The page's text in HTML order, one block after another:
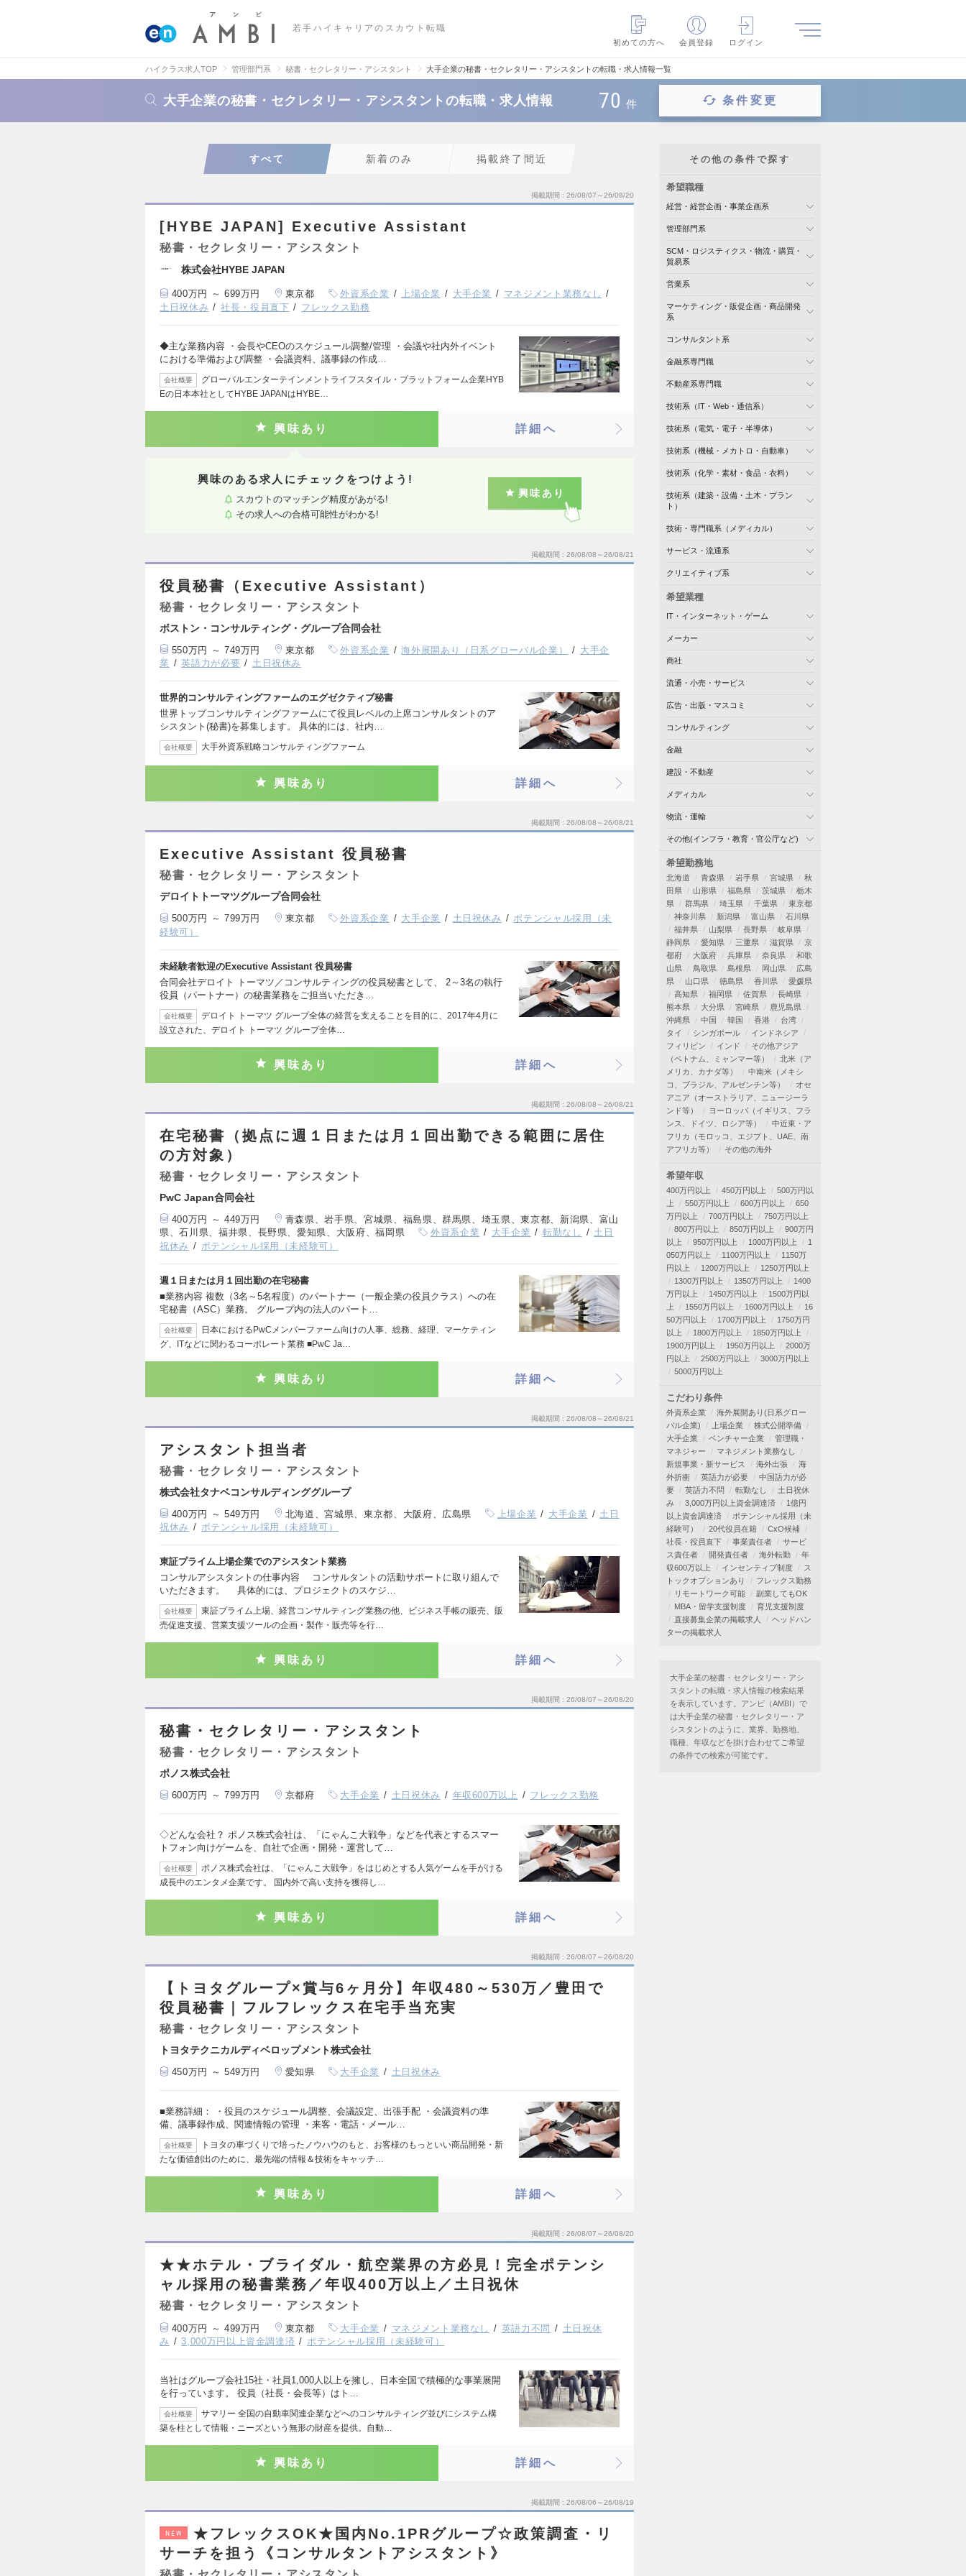
若手ハイキャリアのスカウト転職
初めての方へ
会員登録 ログイン
ハイクラス求人TOP 管理部門系 秘書・セクレタリー・アシスタント 大手企業の秘書・セクレタリー・アシスタントの転職・求人情報一覧
大手企業の秘書・セクレタリー・アシスタントの転職・求人情報 70 件 条件変更
すべて 新着のみ 掲載終了間近
掲載期間 26/08/07～26/08/20
[HYBE JAPAN] Executive Assistant
秘書・セクレタリー・アシスタント
株式会社HYBE JAPAN
400万円 ～ 699万円 東京都 外資系企業 上場企業 大手企業
マネジメント業務なし
土日祝休み
社長・役員直下 フレックス勤務
◆主な業務内容 ・会長やCEOのスケジュール調整/管理 ・会議や社内外イベント
における準備および調整 ・会議資料、議事録の作成…
会社概要
グローバルエンターテインメントライフスタイル・プラットフォーム企業HYB
Eの日本本社としてHYBE JAPANはHYBE…
興味あり 詳細へ
興味のある求人にチェックをつけよう!
スカウトのマッチング精度があがる!
その求人への合格可能性がわかる!
興味あり
掲載期間 26/08/08～26/08/21
役員秘書（Executive Assistant）
秘書・セクレタリー・アシスタント
ボストン・コンサルティング・グループ合同会社
550万円 ～ 749万円 東京都 外資系企業 海外展開あり（日系グローバル企業）
大手企
業
英語力が必要 土日祝休み
世界的コンサルティングファームのエグゼクティブ秘書
世界トップコンサルティングファームにて役員レベルの上席コンサルタントのア
シスタント(秘書)を募集します。 具体的には、社内…
会社概要 大手外資系戦略コンサルティングファーム
興味あり 詳細へ
掲載期間 26/08/08～26/08/21
Executive Assistant 役員秘書
秘書・セクレタリー・アシスタント
デロイトトーマツグループ合同会社
500万円 ～ 799万円 東京都 外資系企業 大手企業 土日祝休み
ポテンシャル採用（未
経験可）
未経験者歓迎のExecutive Assistant 役員秘書
合同会社デロイト トーマツ／コンサルティングの役員秘書として、 2～3名の執行
役員（パートナー）の秘書業務をご担当いただき…
会社概要
デロイト トーマツ グループ全体の経営を支えることを目的に、2017年4月に
設立された、デロイト トーマツ グループ全体…
興味あり 詳細へ
掲載期間 26/08/08～26/08/21
在宅秘書（拠点に週１日または月１回出勤できる範囲に居住
の方対象）
秘書・セクレタリー・アシスタント
PwC Japan合同会社
400万円 ～ 449万円
青森県、岩手県、宮城県、福島県、群馬県、埼玉県、東京都、新潟県、富山
県、石川県、福井県、長野県、愛知県、大阪府、福岡県
外資系企業 大手企業 転勤なし
土日
祝休み
ポテンシャル採用（未経験可）
週１日または月１回出勤の在宅秘書
■業務内容 複数（3名～5名程度）のパートナー（一般企業の役員クラス）への在
宅秘書（ASC）業務。 グループ内の法人のパート…
会社概要
日本におけるPwCメンバーファーム向けの人事、総務、経理、マーケティン
グ、ITなどに関わるコーポレート業務 ■PwC Ja…
興味あり 詳細へ
掲載期間 26/08/08～26/08/21
アシスタント担当者
秘書・セクレタリー・アシスタント
株式会社タナベコンサルディンググループ
400万円 ～ 549万円 北海道、宮城県、東京都、大阪府、広島県 上場企業 大手企業
土日
祝休み
ポテンシャル採用（未経験可）
東証プライム上場企業でのアシスタント業務
コンサルアシスタントの仕事内容 コンサルタントの活動サポートに取り組んで
いただきます。 具体的には、プロジェクトのスケジ…
会社概要
東証プライム上場、経営コンサルティング業務の他、ビジネス手帳の販売、販
売促進支援、営業支援ツールの企画・製作・販売等を行…
興味あり 詳細へ
掲載期間 26/08/07～26/08/20
秘書・セクレタリー・アシスタント
秘書・セクレタリー・アシスタント
ポノス株式会社
600万円 ～ 799万円 京都府 大手企業 土日祝休み 年収600万以上 フレックス勤務
◇どんな会社？ ポノス株式会社は、「にゃんこ大戦争」などを代表とするスマー
トフォン向けゲームを、自社で企画・開発・運営して…
会社概要
ポノス株式会社は、「にゃんこ大戦争」をはじめとする人気ゲームを手がける
成長中のエンタメ企業です。 国内外で高い支持を獲得し…
興味あり 詳細へ
掲載期間 26/08/07～26/08/20
【トヨタグループ×賞与6ヶ月分】年収480～530万／豊田で
役員秘書｜フルフレックス在宅手当充実
秘書・セクレタリー・アシスタント
トヨタテクニカルディベロップメント株式会社
450万円 ～ 549万円 愛知県 大手企業 土日祝休み
■業務詳細： ・役員のスケジュール調整、会議設定、出張手配 ・会議資料の準
備、議事録作成、関連情報の管理 ・来客・電話・メール…
会社概要
トヨタの車づくりで培ったノウハウのもと、お客様のもっといい商品開発・新
たな価値創出のために、最先端の情報＆技術をキャッチ…
興味あり 詳細へ
掲載期間 26/08/07～26/08/20
★★ホテル・ブライダル・航空業界の方必見！完全ポテンシ
ャル採用の秘書業務／年収400万以上／土日祝休
秘書・セクレタリー・アシスタント
400万円 ～ 499万円 東京都 大手企業 マネジメント業務なし 英語力不問
土日祝休
み
3,000万円以上資金調達済 ポテンシャル採用（未経験可）
当社はグループ会社15社・社員1,000人以上を擁し、日本全国で積極的な事業展開
を行っています。 役員（社長・会長等）はト…
会社概要
サマリー 全国の自動車関連企業などへのコンサルティング並びにシステム構
築を柱として情報・ニーズという無形の財産を提供。自動…
興味あり 詳細へ
掲載期間 26/08/06～26/08/19
NEW
★フレックスOK★国内No.1PRグループ☆政策調査・リ
サーチを担う《コンサルタントアシスタント》
その他の条件で探す
希望職種
経営・経営企画・事業企画系
管理部門系
SCM・ロジスティクス・物流・購買・
貿易系
営業系
マーケティング・販促企画・商品開発
系
コンサルタント系
金融系専門職
不動産系専門職
技術系（IT・Web・通信系）
技術系（電気・電子・半導体）
技術系（機械・メカトロ・自動車）
技術系（化学・素材・食品・衣料）
技術系（建築・設備・土木・プラン
ト）
技術・専門職系（メディカル）
サービス・流通系
クリエイティブ系
希望業種
IT・インターネット・ゲーム
メーカー
商社
流通・小売・サービス
広告・出版・マスコミ
コンサルティング
金融
建設・不動産
メディカル
物流・運輸
その他(インフラ・教育・官公庁など)
希望勤務地
北海道 青森県 岩手県 宮城県
秋
田県
山形県 福島県 茨城県
栃木
県
群馬県 埼玉県 千葉県
東京都
神奈川県
新潟県 富山県
石川県
福井県
山梨県 長野県
岐阜県
静岡県
愛知県 三重県 滋賀県
京
都府
大阪府 兵庫県 奈良県
和歌
山県
鳥取県 島根県 岡山県
広島
県
山口県 徳島県 香川県
愛媛県
高知県
福岡県 佐賀県
長崎県
熊本県
大分県 宮崎県
鹿児島県
沖縄県
中国 韓国 香港
台湾
タイ
シンガポール
インドネシア
フィリピン
インド
その他アジア
（ベトナム、ミャンマー等）
北米（ア
メリカ、カナダ等）
中南米（メキシ
コ、ブラジル、アルゼンチン等）
オセ
アニア（オーストラリア、ニュージーラ
ンド等）
ヨーロッパ（イギリス、フラ
ンス、ドイツ、ロシア等）
中近東・ア
フリカ（モロッコ、エジプト、UAE、南
アフリカ等）
その他の海外
希望年収
400万円以上 450万円以上
500万円以
上
550万円以上 600万円以上
650
万円以上
700万円以上
750万円以上
800万円以上
850万円以上
900万円
以上
950万円以上 1000万円以上
1
050万円以上
1100万円以上
1150万
円以上
1200万円以上
1250万円以上
1300万円以上
1350万円以上
1400
万円以上
1450万円以上
1500万円以
上
1550万円以上 1600万円以上
16
50万円以上
1700万円以上
1750万円
以上
1800万円以上
1850万円以上
1900万円以上
1950万円以上
2000万
円以上
2500万円以上
3000万円以上
5000万円以上
こだわり条件
外資系企業
海外展開あり(日系グロー
バル企業)
上場企業
株式公開準備
大手企業
ベンチャー企業
管理職・
マネジャー
マネジメント業務なし
新規事業・新サービス
海外出張
海
外折衝
英語力が必要
中国語力が必
要
英語力不問 転勤なし
土日祝休
み
3,000万円以上資金調達済
1億円
以上資金調達済
ポテンシャル採用（未
経験可）
20代役員在籍
CxO候補
社長・役員直下
事業責任者
サービ
ス責任者
開発責任者 海外転勤
年
収600万以上
インセンティブ制度
ス
トックオプションあり
フレックス勤務
リモートワーク可能
副業してもOK
MBA・留学支援制度
育児支援制度
直接募集企業の掲載求人
ヘッドハン
ターの掲載求人
大手企業の秘書・セクレタリー・アシ
スタントの転職・求人情報の検索結果
を表示しています。アンビ（AMBI）で
は大手企業の秘書・セクレタリー・ア
シスタントのように、業界、勤務地、
職種、年収などを掛け合わせてご希望
の条件での検索が可能です。